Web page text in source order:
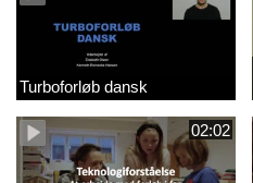
Turboforløb dansk
02:02